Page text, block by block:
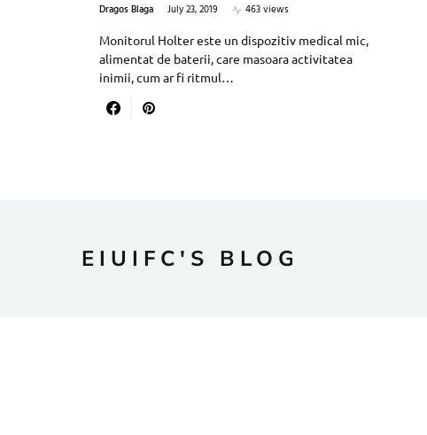
Dragos Blaga July 23, 2019
463 views
Monitorul Holter este un dispozitiv medical mic,
alimentat de baterii, care masoara activitatea
inimii, cum ar fi ritmul…
EIUIFC'S BLOG